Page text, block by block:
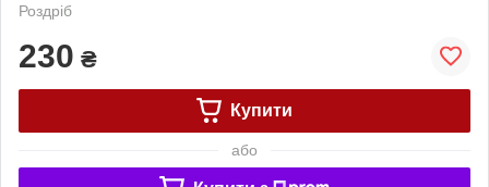
Роздріб
230 ₴
Купити
або